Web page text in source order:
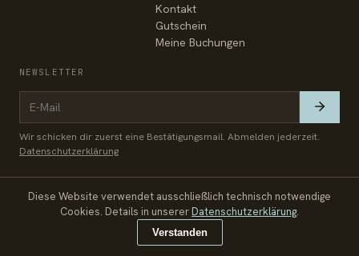
Kontakt
Gutschein
Meine Buchungen
NEWSLETTER
Wir schicken dir zuerst eine Bestätigungsmail. Abmelden jederzeit.
Datenschutzerklärung
© 2026 Zeichenfabrik ImpressumDatenschutz AGB
Diese Website verwendet ausschließlich technisch notwendige
Cookies. Details in unsererDatenschutzerklärung.
Verstanden